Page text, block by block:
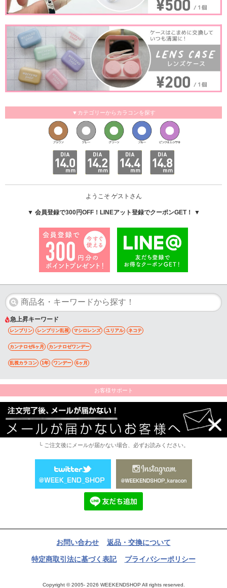
▼カテゴリーからカラコンを探す
ようこそ ゲストさん
▼ 会員登録で300円OFF！LINEアット登録でクーポンGET！ ▼
急上昇キーワード
レンブリン レンブリン乱視 マシロレンズ ユリアル ネコテ
カンナロゼ6ヶ月 カンナロゼワンデー
乱視カラコン 1年 ワンデー 6ヶ月
お客様サポート
└ ご注文後にメールが届かない場合、必ずお読みください。
お問い合わせ 返品・交換について
特定商取引法に基づく表記 プライバシーポリシー
Copyright © 2005- 2026 WEEKENDSHOP All rights reserved.